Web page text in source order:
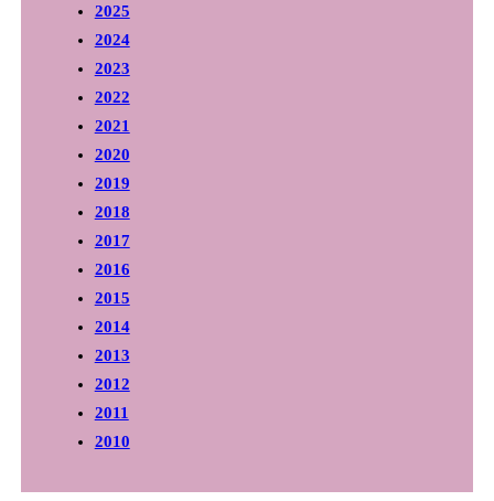
2025
2024
2023
2022
2021
2020
2019
2018
2017
2016
2015
2014
2013
2012
2011
2010